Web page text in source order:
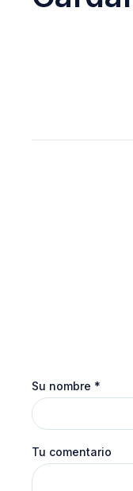
Su nombre *
Tu comentario